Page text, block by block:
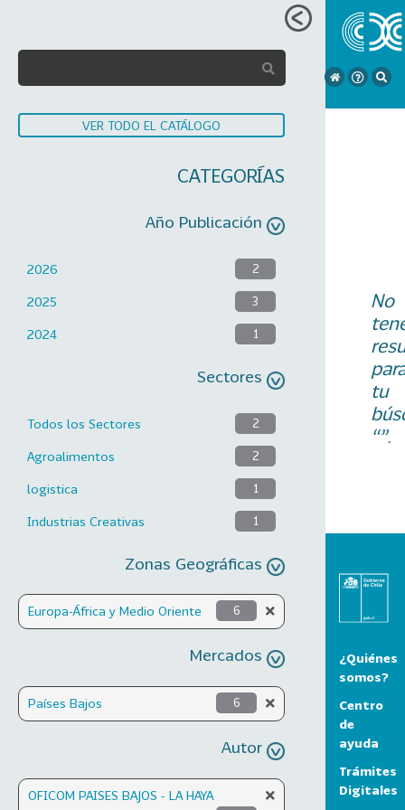
VER TODO EL CATÁLOGO
CATEGORÍAS
Año Publicación
2026 2
2025 3
2024 1
Sectores
Todos los Sectores 2
Agroalimentos 2
logistica 1
Industrias Creativas 1
Zonas Geográficas
Europa-África y Medio Oriente 6
Mercados
Países Bajos 6
Autor
OFICOM PAISES BAJOS - LA HAYA
No
tu
“”.
¿Quiénes
somos?
Centro
de
ayuda
Trámites
Digitales